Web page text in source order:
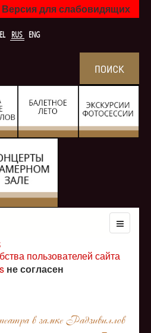
Версия для слабовидящих
RUS ENG
пользователей сайта
не согласен